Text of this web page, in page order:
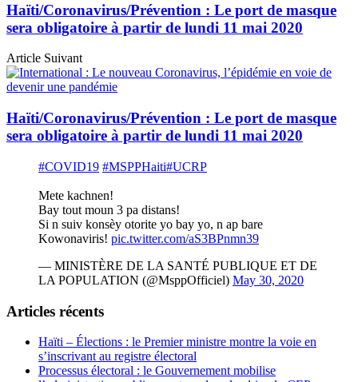
Haïti/Coronavirus/Prévention : Le port de masque
sera obligatoire à partir de lundi 11 mai 2020
Article Suivant
Haïti/Coronavirus/Prévention : Le port de masque
sera obligatoire à partir de lundi 11 mai 2020
#COVID19 #MSPPHaiti#UCRP
Mete kachnen!
Bay tout moun 3 pa distans!
Si n suiv konsèy otorite yo bay yo, n ap bare
Kowonaviris! pic.twitter.com/aS3BPnmn39
— MINISTÈRE DE LA SANTÉ PUBLIQUE ET DE
LA POPULATION (@MsppOfficiel) May 30, 2020
Articles récents
Haïti – Élections : le Premier ministre montre la voie en
s’inscrivant au registre électoral
Processus électoral : le Gouvernement mobilise